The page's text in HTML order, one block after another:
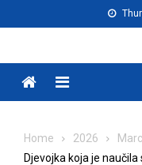
to
Menu
Home 2026
Djevojka koja je